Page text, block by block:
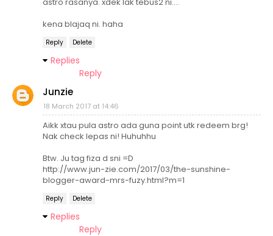
kena blajaq ni. haha
Reply Delete
Replies
Reply
Junzie
18 March 2017 at 14:46
Aikk xtau pula astro ada guna point utk redeem brg!
Nak check lepas ni! Huhuhhu
Btw. Ju tag fiza d sni =D
http://www.jun-zie.com/2017/03/the-sunshine-
blogger-award-mrs-fuzy.html?m=1
Reply Delete
Replies
Reply